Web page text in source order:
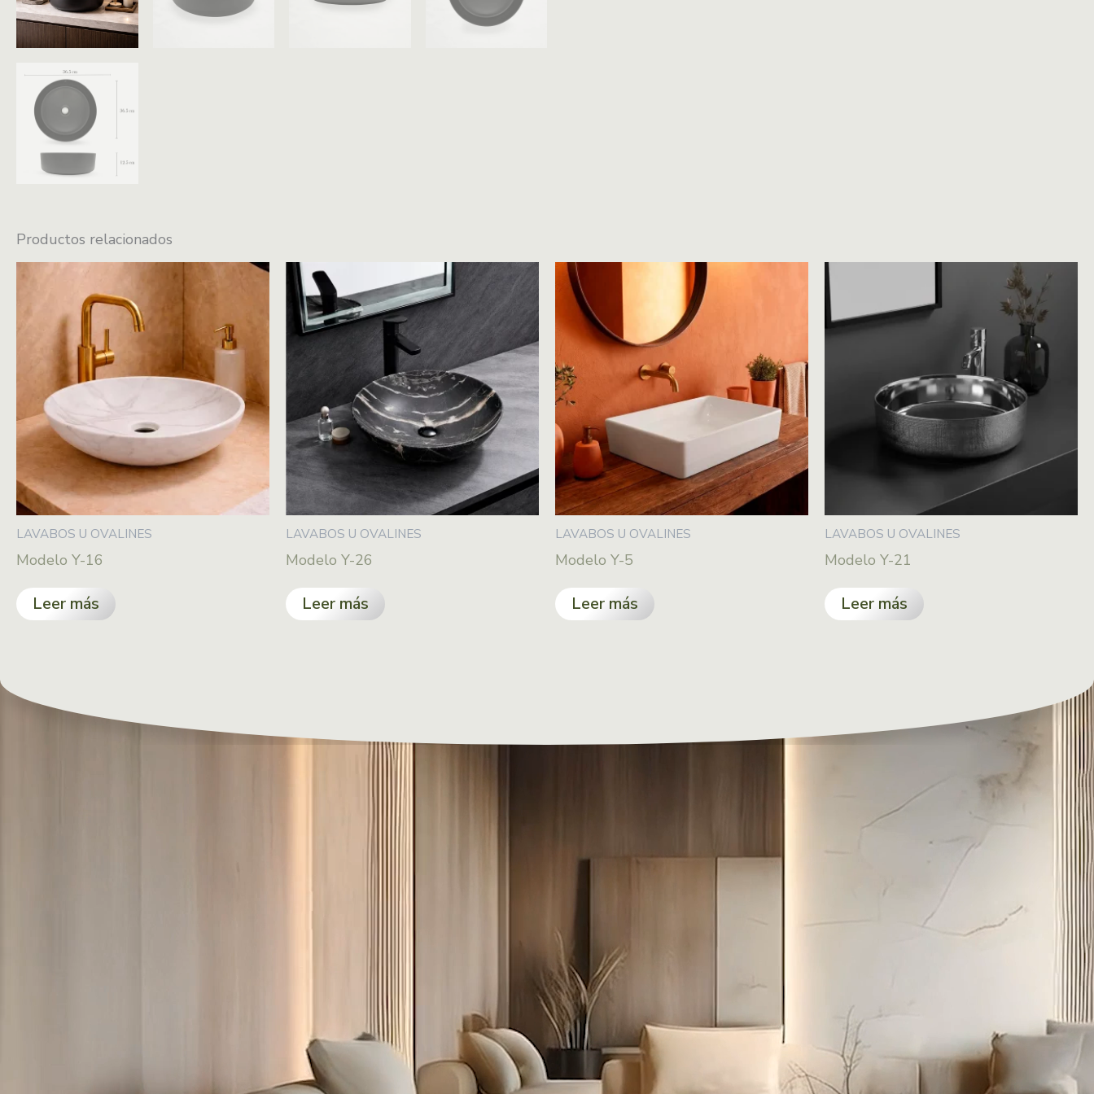
Productos relacionados
LAVABOS U OVALINES
Modelo Y-16
Leer más
LAVABOS U OVALINES
Modelo Y-26
Leer más
LAVABOS U OVALINES
Modelo Y-5
Leer más
LAVABOS U OVALINES
Modelo Y-21
Leer más